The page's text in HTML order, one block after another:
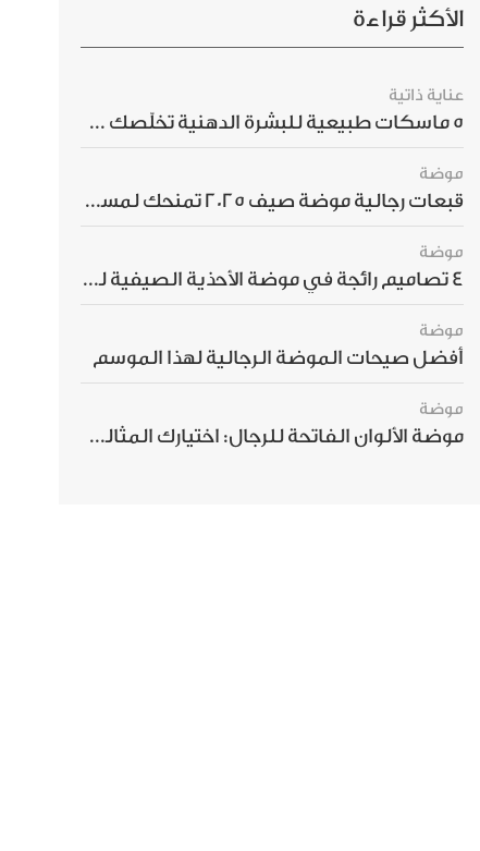
الأكثر قراءة
عناية ذاتية
5 ماسكات طبيعية للبشرة الدهنية تخلّصك من الحبوب بسرعة
موضة
قبعات رجالية موضة صيف 2025 تمنحك لمسة أناقة استثنائية
موضة
4 تصاميم رائجة في موضة الأحذية الصيفية للرجال هذا الموسم
موضة
أفضل صيحات الموضة الرجالية لهذا الموسم
موضة
موضة الألوان الفاتحة للرجال: اختيارك المثالي لإطلالة صيفية مبهرة